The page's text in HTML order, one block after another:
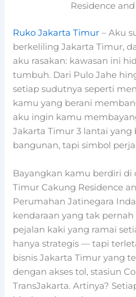
Residence
Ruko Jakarta Timur – Aku
berkeliling Jakarta Timur,
aku rasakan: kawasan ini
tumbuh. Dari Pulo Jahe
setiap sudutnya seperti
kamu yang berani
aku ingin kamu
Jakarta Timur 3 lantai yang
bangunan, tapi simbol
Bayangkan kamu berdiri di
Timur Cakung Residence
Perumahan Jatinegara
kendaraan yang tak
pejalan kaki yang ramai
hanya strategis — tapi
bisnis Jakarta Timur yang
dengan akses tol, stasiun
TransJakarta. Artinya?